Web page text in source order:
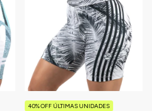
40% OFF ÚLTIMAS UNIDADES